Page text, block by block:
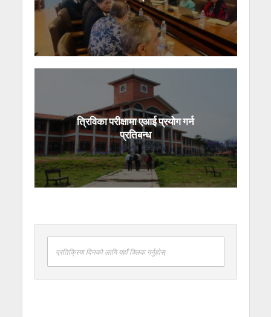
त्रिविका परीक्षामा एआई प्रयोग गर्न
प्रतिबन्ध
प्रतिक्रिया दिनको लागि यहाँ क्लिक गर्नुहोस्